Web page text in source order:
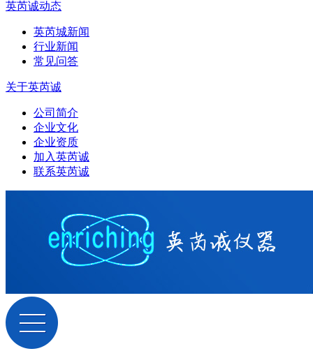
英芮诚动态
英芮城新闻
行业新闻
常见问答
关于英芮诚
公司简介
企业文化
企业资质
加入英芮诚
联系英芮诚